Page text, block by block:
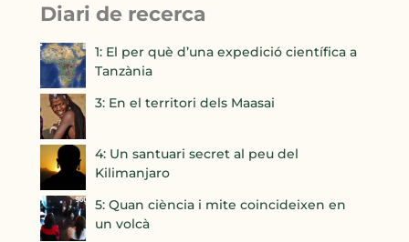
Diari de recerca
1: El per què d’una expedició científica a
Tanzània
3: En el territori dels Maasai
4: Un santuari secret al peu del
Kilimanjaro
5: Quan ciència i mite coincideixen en
un volcà